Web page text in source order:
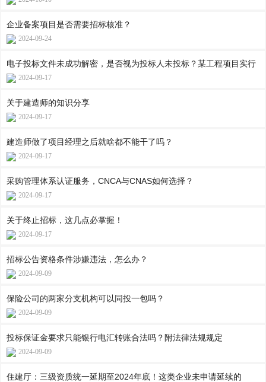
企业备案项目是否需要招标核准？
2024-09-24
电子投标文件未成功解密，是否视为投标人未投标？某工程项目实行
2024-09-17
关于建造师的知识分享
2024-09-17
建造师做了项目经理之后就啥都不能干了吗？
2024-09-17
采购管理体系认证服务，CNCA与CNAS如何选择？
2024-09-17
关于终止招标，这几点必掌握！
2024-09-17
招标公告资格条件涉嫌违法，怎么办？
2024-09-09
保险公司的两家分支机构可以同投一包吗？
2024-09-09
投标保证金要求只能银行电汇转账合法吗？附法律法规规定
2024-09-09
住建厅：三级资质统一延期至2024年底！这类企业未申请延续的